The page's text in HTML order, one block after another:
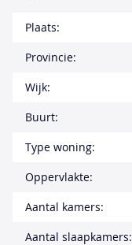
Plaats:
Provincie:
Wijk:
Buurt:
Type woning:
Oppervlakte:
Aantal kamers:
Aantal slaapkamers: